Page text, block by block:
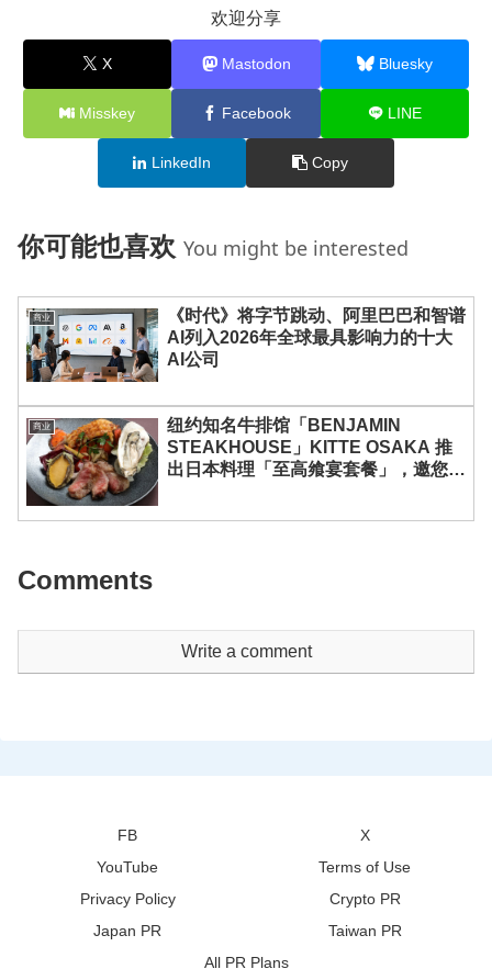
欢迎分享
X Mastodon Bluesky
Misskey Facebook LINE
LinkedIn Copy
你可能也喜欢 You might be interested
商业
《时代》将字节跳动、阿里巴巴和智谱
AI列入2026年全球最具影响力的十大
AI公司
商业
纽约知名牛排馆「BENJAMIN
STEAKHOUSE」KITTE OSAKA 推
出日本料理「至高飨宴套餐」，邀您尽
Comments
Write a comment
FB
X
YouTube
Terms of Use
Privacy Policy
Crypto PR
Japan PR
Taiwan PR
All PR Plans